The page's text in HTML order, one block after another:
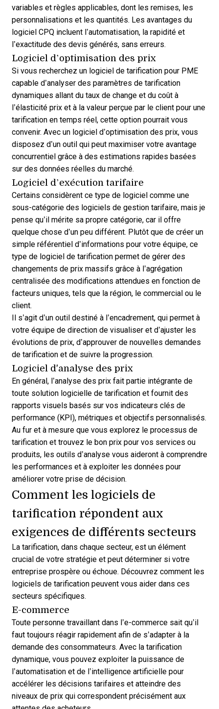
variables et règles applicables, dont les remises, les
personnalisations et les quantités. Les avantages du
logiciel CPQ incluent l’automatisation, la rapidité et
l’exactitude des devis générés, sans erreurs.
Logiciel d’optimisation des prix
Si vous recherchez un logiciel de tarification pour PME
capable d’analyser des paramètres de tarification
dynamiques allant du taux de change et du coût à
l’élasticité prix et à la valeur perçue par le client pour une
tarification en temps réel, cette option pourrait vous
convenir. Avec un logiciel d’optimisation des prix, vous
disposez d’un outil qui peut maximiser votre avantage
concurrentiel grâce à des estimations rapides basées
sur des données réelles du marché.
Logiciel d’exécution tarifaire
Certains considèrent ce type de logiciel comme une
sous-catégorie des logiciels de gestion tarifaire, mais je
pense qu’il mérite sa propre catégorie, car il offre
quelque chose d’un peu différent. Plutôt que de créer un
simple référentiel d’informations pour votre équipe, ce
type de logiciel de tarification permet de gérer des
changements de prix massifs grâce à l’agrégation
centralisée des modifications attendues en fonction de
facteurs uniques, tels que la région, le commercial ou le
client.
Il s’agit d’un outil destiné à l’encadrement, qui permet à
votre équipe de direction de visualiser et d’ajuster les
évolutions de prix, d’approuver de nouvelles demandes
de tarification et de suivre la progression.
Logiciel d'analyse des prix
En général, l’analyse des prix fait partie intégrante de
toute solution logicielle de tarification et fournit des
rapports visuels basés sur vos indicateurs clés de
performance (KPI), métriques et objectifs personnalisés.
Au fur et à mesure que vous explorez le processus de
tarification et trouvez le bon prix pour vos services ou
produits, les outils d’analyse vous aideront à comprendre
les performances et à exploiter les données pour
améliorer votre prise de décision.
Comment les logiciels de
tarification répondent aux
exigences de différents secteurs
La tarification, dans chaque secteur, est un élément
crucial de votre stratégie et peut déterminer si votre
entreprise prospère ou échoue. Découvrez comment les
logiciels de tarification peuvent vous aider dans ces
secteurs spécifiques.
E-commerce
Toute personne travaillant dans l’e-commerce sait qu’il
faut toujours réagir rapidement afin de s’adapter à la
demande des consommateurs. Avec la tarification
dynamique, vous pouvez exploiter la puissance de
l’automatisation et de l’intelligence artificielle pour
accélérer les décisions tarifaires et atteindre des
niveaux de prix qui correspondent précisément aux